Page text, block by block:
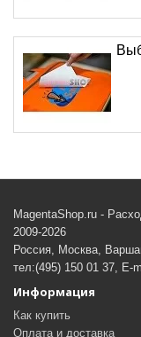
MagentaShop.ru -
2009-2026
Россия, Москва,
тел:(495) 150 01 37, E-
Информация
Как купить
Оплата и доставка